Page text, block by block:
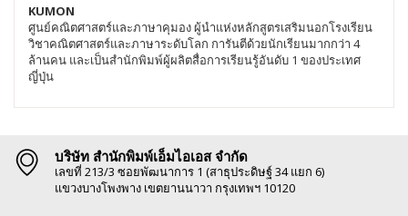
KUMON
ศูนย์คณิตศาสตร์และภาษาคุมอง ผู้นำแห่งหลักสูตรเสริมนอกโรงเรียน
วิชาคณิตศาสตร์และภาษาระดับโลก การันตีด้วยนักเรียนมากกว่า 4
ล้านคน และเป็นสำนักพิมพ์ผู้ผลิตสื่อการเรียนรู้อันดับ 1 ของประเทศ
ญี่ปุ่น
บริษัท สำนักพิมพ์เอ็มไอเอส จำกัด
เลขที่ 213/3 ซอยพัฒนาการ 1 (สาธุประดิษฐ์ 34 แยก 6)
แขวงบางโพงพาง เขตยานนาวา กรุงเทพฯ 10120